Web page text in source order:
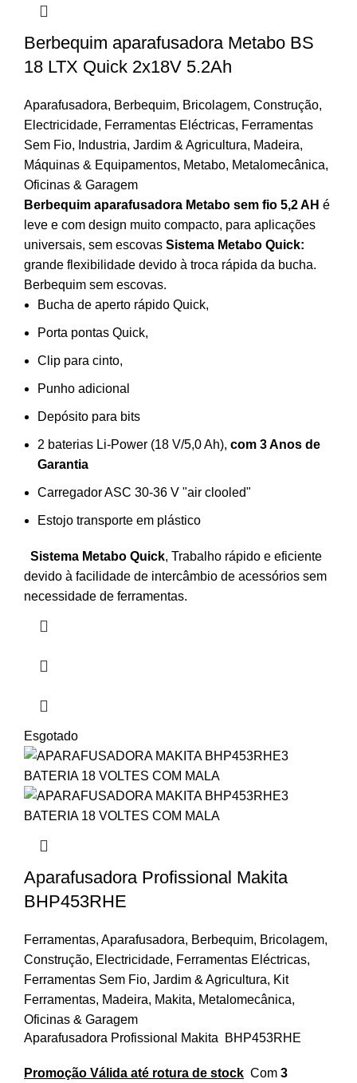
Berbequim aparafusadora Metabo BS
18 LTX Quick 2x18V 5.2Ah
Aparafusadora, Berbequim, Bricolagem, Construção,
Electricidade, Ferramentas Eléctricas, Ferramentas
Sem Fio, Industria, Jardim & Agricultura, Madeira,
Máquinas & Equipamentos, Metabo, Metalomecânica,
Oficinas & Garagem
Berbequim aparafusadora Metabo sem fio 5,2 AH é
leve e com design muito compacto, para aplicações
universais, sem escovas Sistema Metabo Quick:
grande flexibilidade devido à troca rápida da bucha.
Berbequim sem escovas.
Bucha de aperto rápido Quick,
Porta pontas Quick,
Clip para cinto,
Punho adicional
Depósito para bits
2 baterias Li-Power (18 V/5,0 Ah), com 3 Anos de
Garantia
Carregador ASC 30-36 V "air clooled"
Estojo transporte em plástico
Sistema Metabo Quick, Trabalho rápido e eficiente
devido à facilidade de intercâmbio de acessórios sem
necessidade de ferramentas.
Esgotado
Aparafusadora Profissional Makita
BHP453RHE
Ferramentas, Aparafusadora, Berbequim, Bricolagem,
Construção, Electricidade, Ferramentas Eléctricas,
Ferramentas Sem Fio, Jardim & Agricultura, Kit
Ferramentas, Madeira, Makita, Metalomecânica,
Oficinas & Garagem
Aparafusadora Profissional Makita BHP453RHE
Promoção Válida até rotura de stock Com 3